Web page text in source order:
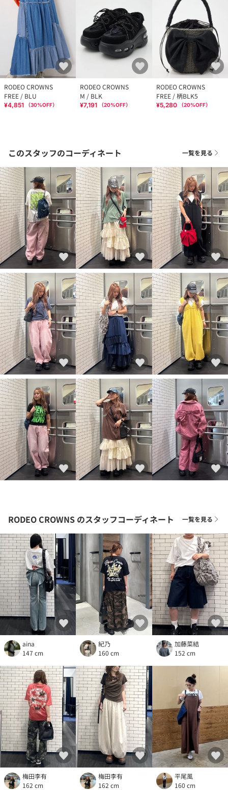
RODEO CROWNS
FREE / BLU
¥4,851 （30%OFF）
RODEO CROWNS
M / BLK
¥7,191 （20%OFF）
RODEO CROWNS
FREE / 柄BLK5
¥5,280 （20%OFF）
このスタッフのコーディネート 一覧を見る
RODEO CROWNS のスタッフコーディネート 一覧を見る
aina
147 cm
紀乃
160 cm
加藤菜結
152 cm
梅田李有
162 cm
梅田李有
162 cm
平尾風
160 cm